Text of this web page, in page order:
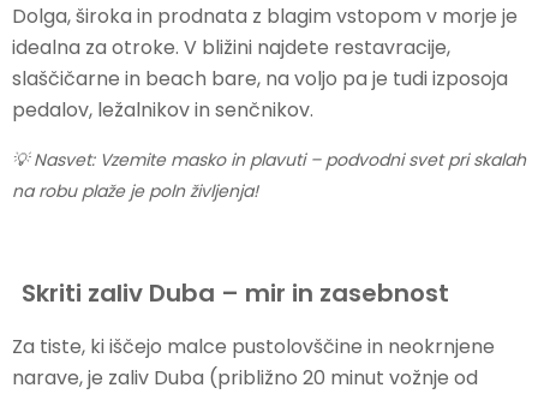
Dolga, široka in prodnata z blagim vstopom v morje je
idealna za otroke. V bližini najdete restavracije,
slaščičarne in beach bare, na voljo pa je tudi izposoja
pedalov, ležalnikov in senčnikov.
💡 Nasvet: Vzemite masko in plavuti – podvodni svet pri skalah
na robu plaže je poln življenja!
Skriti zaliv Duba – mir in zasebnost
Za tiste, ki iščejo malce pustolovščine in neokrnjene
narave, je zaliv Duba (približno 20 minut vožnje od